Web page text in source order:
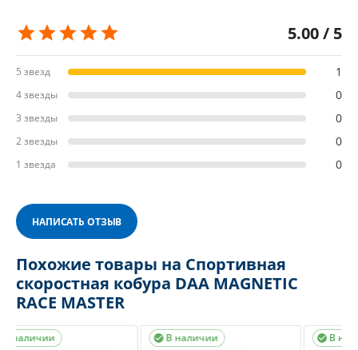
5.00 / 5
5 звезд 1
4 звезды 0
3 звезды 0
2 звезды 0
1 звезда 0
НАПИСАТЬ ОТЗЫВ
Похожие товары на Спортивная
скоростная кобура DAA MAGNETIC
RACE MASTER
В наличии
 В наличии
